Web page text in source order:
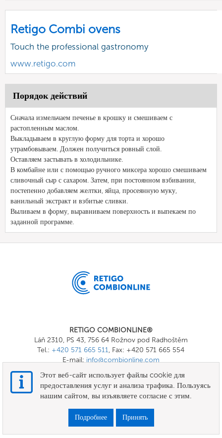
Retigo Combi ovens
Touch the professional gastronomy
www.retigo.com
Порядок действий
Сначала измельчаем печенье в крошку и смешиваем с
растопленным маслом.
Выкладываем в круглую форму для торта и хорошо
утрамбовываем. Должен получиться ровный слой.
Оставляем застывать в холодильнике.
В комбайне или с помощью ручного миксера хорошо смешиваем
сливочный сыр с сахаром. Затем, при постоянном взбивании,
постепенно добавляем желтки, яйца, просеянную муку,
ванильный экстракт и взбитые сливки.
Выливаем в форму, выравниваем поверхность и выпекаем по
заданной программе.
RETIGO COMBIONLINE®
Láň 2310, PS 43, 756 64 Rožnov pod Radhoštěm
Tel.: +420 571 665 511, Fax: +420 571 665 554
E-mail: info@combionline.com
OnlineMenu
УСЛОВИЯ И ПОЛОЖЕНИЯ
Этот веб-сайт использует файлы cookie для
предоставления услуг и анализа трафика. Пользуясь
нашим сайтом, вы изъявляете согласие с этим.
Подробнее Принять